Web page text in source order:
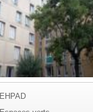
EHPAD